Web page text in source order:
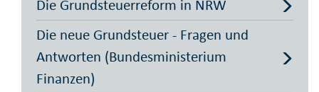
Die Grundsteuer­reform in NRW
Die neue Grundsteuer - Fragen und
Antworten (Bundes­ministerium
Finanzen)